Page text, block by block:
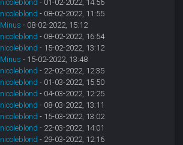
nicoleblond - 01-02-2022, 14:56
nicoleblond - 08-02-2022, 11:55
Minus - 08-02-2022, 15:12
nicoleblond - 08-02-2022, 16:54
nicoleblond - 15-02-2022, 13:12
Minus - 15-02-2022, 13:48
nicoleblond - 22-02-2022, 12:35
nicoleblond - 01-03-2022, 15:50
nicoleblond - 04-03-2022, 12:25
nicoleblond - 08-03-2022, 13:11
nicoleblond - 15-03-2022, 13:02
nicoleblond - 22-03-2022, 14:01
nicoleblond - 29-03-2022, 12:16